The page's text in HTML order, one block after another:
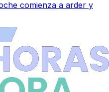
comienza a arder y